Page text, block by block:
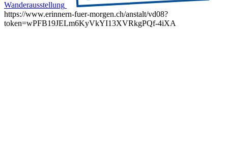
Wanderausstellung
https://www.erinnern-fuer-morgen.ch/anstalt/vd08?
token=wPFB19JELm6KyVkYI13XVRkgPQf-4iXA